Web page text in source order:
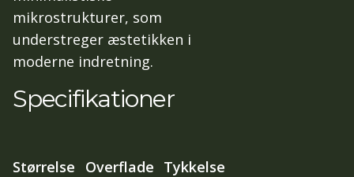
mikrostrukturer, som
understreger æstetikken i
moderne indretning.
Specifikationer
Størrelse Overflade Tykkelse